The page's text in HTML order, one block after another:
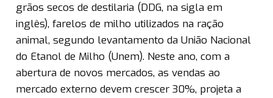
grãos secos de destilaria (DDG, na sigla em
inglês), farelos de milho utilizados na ração
animal, segundo levantamento da União Nacional
do Etanol de Milho (Unem). Neste ano, com a
abertura de novos mercados, as vendas ao
mercado externo devem crescer 30%, projeta a